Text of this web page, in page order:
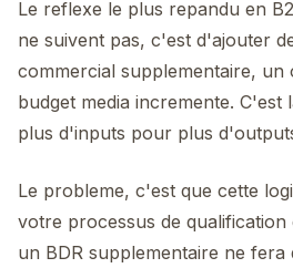
Le reflexe le plus repandu en
ne suivent pas, c'est d'ajouter
commercial supplementaire, un
budget media incremente.
plus d'inputs pour plus
Le probleme, c'est que cette
votre processus de
un BDR supplementaire ne fera